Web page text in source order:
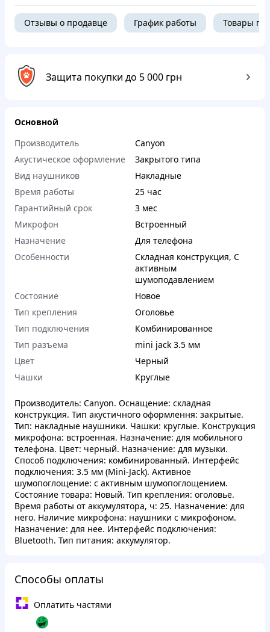
Отзывы о продавце График работы Товары
Защита покупки до 5 000 грн
Основной
Производитель
Canyon
Акустическое оформление
Закрытого типа
Вид наушников
Накладные
Время работы
25 час
Гарантийный срок
3 мес
Микрофон
Встроенный
Назначение
Для телефона
Особенности
Складная конструкция, С
активным
шумоподавлением
Состояние
Новое
Тип крепления
Оголовье
Тип подключения
Комбинированное
Тип разъема
mini jack 3.5 мм
Цвет
Черный
Чашки
Круглые
Производитель: Canyon. Оснащение: складная
конструкция. Тип акустичного оформлення: закрытые.
Тип: накладные наушники. Чашки: круглые. Конструкция
микрофона: встроенная. Назначение: для мобильного
телефона. Цвет: черный. Назначение: для музыки.
Способ подключения: комбинированный. Интерфейс
подключения: 3.5 мм (Mini-Jack). Активное
шумопоглощение: с активным шумопоглощением.
Состояние товара: Новый. Тип крепления: оголовье.
Время работы от аккумулятора, ч: 25. Назначение: для
него. Наличие микрофона: наушники с микрофоном.
Назначение: для нее. Интерфейс подключения:
Bluetooth. Тип питания: аккумулятор.
Способы оплаты
Оплатить частями